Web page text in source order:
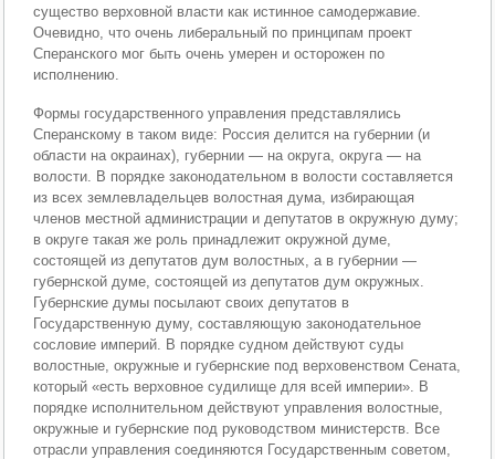
существо верховной власти как истинное самодержавие.
Очевидно, что очень либеральный по принципам проект
Сперанского мог быть очень умерен и осторожен по
исполнению.
Формы государственного управления представлялись
Сперанскому в таком виде: Россия делится на губернии (и
области на окраинах), губернии — на округа, округа — на
волости. В порядке законодательном в волости составляется
из всех землевладельцев волостная дума, избирающая
членов местной администрации и депутатов в окружную думу;
в округе такая же роль принадлежит окружной думе,
состоящей из депутатов дум волостных, а в губернии —
губернской думе, состоящей из депутатов дум окружных.
Губернские думы посылают своих депутатов в
Государственную думу, составляющую законодательное
сословие империй. В порядке судном действуют суды
волостные, окружные и губернские под верховенством Сената,
который «есть верховное судилище для всей империи». В
порядке исполнительном действуют управления волостные,
окружные и губернские под руководством министерств. Все
отрасли управления соединяются Государственным советом,